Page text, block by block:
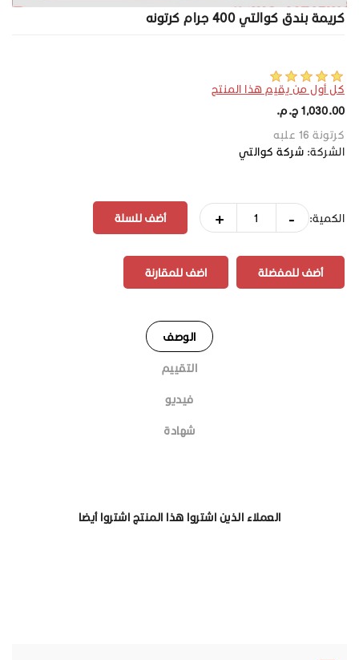
كريمة بندق كوالتي 400 جرام كرتونه
كل أول من يقيم هذا المنتج
1,030.00 ج.م.‏
كرتونة 16 علبه
الشركة: شركة كوالتي
الكمية: -
+
أضف للمفضلة اضف للمقارنة
الوصف
التقييم
فيديو
شهادة
العملاء الذين اشتروا هذا المنتج اشتروا أيضا